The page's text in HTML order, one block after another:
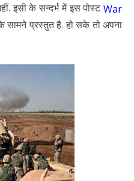
इसी के सन्दर्भ में इस पोस्टWar
प्रस्तुत है. हो सके तो अपना